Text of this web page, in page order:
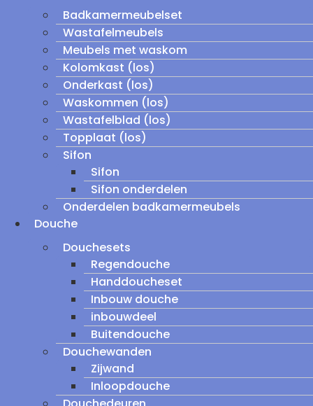
Badkamermeubelset
Wastafelmeubels
Meubels met waskom
Kolomkast (los)
Onderkast (los)
Waskommen (los)
Wastafelblad (los)
Topplaat (los)
Sifon
Sifon
Sifon onderdelen
Onderdelen badkamermeubels
Douche
Douchesets
Regendouche
Handdoucheset
Inbouw douche
inbouwdeel
Buitendouche
Douchewanden
Zijwand
Inloopdouche